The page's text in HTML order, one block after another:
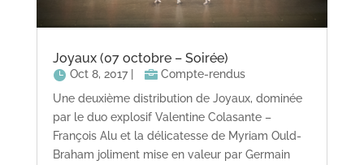
Joyaux (07 octobre – Soirée)
Oct 8, 2017|
Compte-rendus
Une deuxième distribution de Joyaux, dominée
par le duo explosif Valentine Colasante –
François Alu et la délicatesse de Myriam Ould-
Braham joliment mise en valeur par Germain